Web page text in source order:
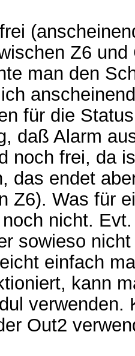
Z6
man den
für die
daß Alarm
noch frei, da
das endet
Z6). Was für
nicht.
sowieso
einfach
kann
Out2